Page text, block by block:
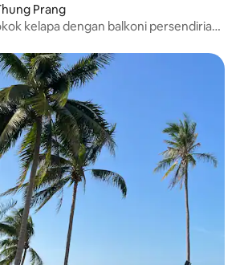
Prang
kelapa dengan balkoni persendirian